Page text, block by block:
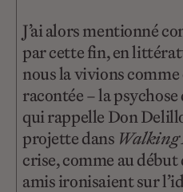
J’ai alors mentionné
par cette fin, en
nous la vivions comme
racontée – la
qui rappelle Don
projette dans Walking
crise, comme au début
amis ironisaient sur